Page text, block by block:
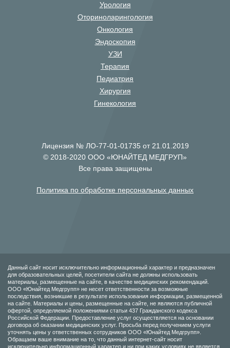
Урология
Оториноларингология
Онкология
Эндоскопия
УЗИ
Терапия
Педиатрия
Хирургия
Гинекология
Лицензия № ЛО-77-01-01735 от 21.01.2019
© 2018-2020 ООО «ЮНАЙТЕД МЕДГРУП»
Все права защищены
Политика по обработке персональных данных
Данный сайт носит исключительно информационный характер и предназначен
для образовательных целей, посетители сайта не должны использовать
материалы, размещенные на сайте, в качестве медицинских рекомендаций.
ООО «Юнайтед Медгрупп» не несет ответственности за возможные
последствия, возникшие в результате использования информации, размещенной
на сайте. Материалы и цены, размещенные на сайте, не являются публичной
офертой, определяемой положениями статьи 437 Гражданского кодекса
Российской Федерации. Предоставление услуг осуществляется на основании
договора об оказании медицинских услуг. Просьба перед получением услуги
уточнять цены у ответственных сотрудников ООО «Юнайтед Медгрупп».
Обращаем ваше внимание на то, что данный интернет-сайт носит
исключительно информационный характер и ни при каких условиях не является